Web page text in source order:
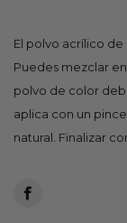
El polvo acrílico de
Puedes mezclar
polvo de color
aplica con un
natural. Finalizar